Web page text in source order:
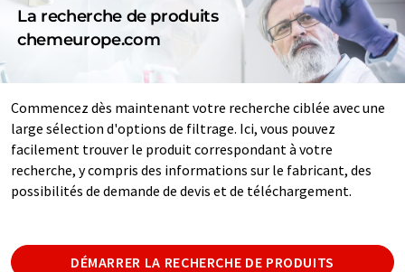
La recherche de produits
chemeurope.com
Commencez dès maintenant votre recherche ciblée avec une
large sélection d'options de filtrage. Ici, vous pouvez
facilement trouver le produit correspondant à votre
recherche, y compris des informations sur le fabricant, des
possibilités de demande de devis et de téléchargement.
DÉMARRER LA RECHERCHE DE PRODUITS